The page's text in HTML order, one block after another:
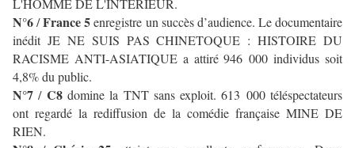
L'HOMME DE L'INTERIEUR.
N°6/France 5enregistre un succès d’audience. Le documentaire
inédit JE NE SUIS PAS CHINETOQUE : HISTOIRE DU
RACISME ANTI-ASIATIQUE a attiré 946 000 individus soit
4,8% du public.
N°7/ C8domine la TNT sans exploit. 613 000 téléspectateurs
ont regardé la rediffusion de la comédie française MINE DE
RIEN.